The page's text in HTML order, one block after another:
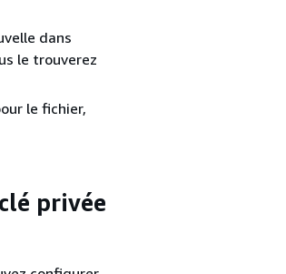
dans
le trouverez
le fichier,
privée